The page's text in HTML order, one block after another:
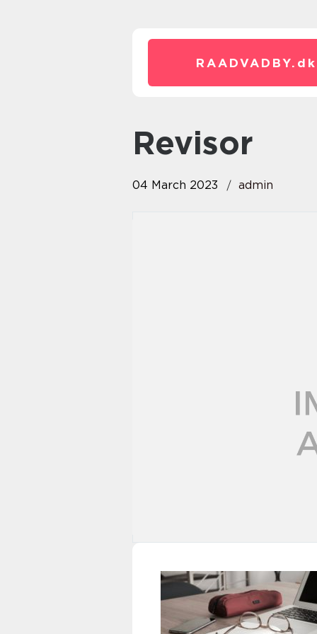
RAADVADBY. dk
revisor
04 March 2023 admin